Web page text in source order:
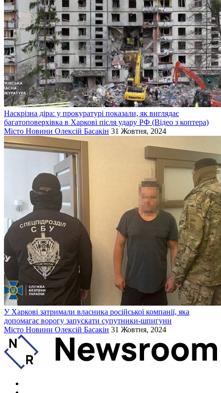
Наскрізна діра: у прокуратурі показали, як виглядає
багатоповерхівка в Харкові після удару РФ (Відео з коптера)
Місто Новини Олексій Басакін 31 Жовтня, 2024
У Харкові затримали власника російської компанії, яка
допомагає ворогу запускати супутники-шпигуни
Місто Новини Олексій Басакін 31 Жовтня, 2024